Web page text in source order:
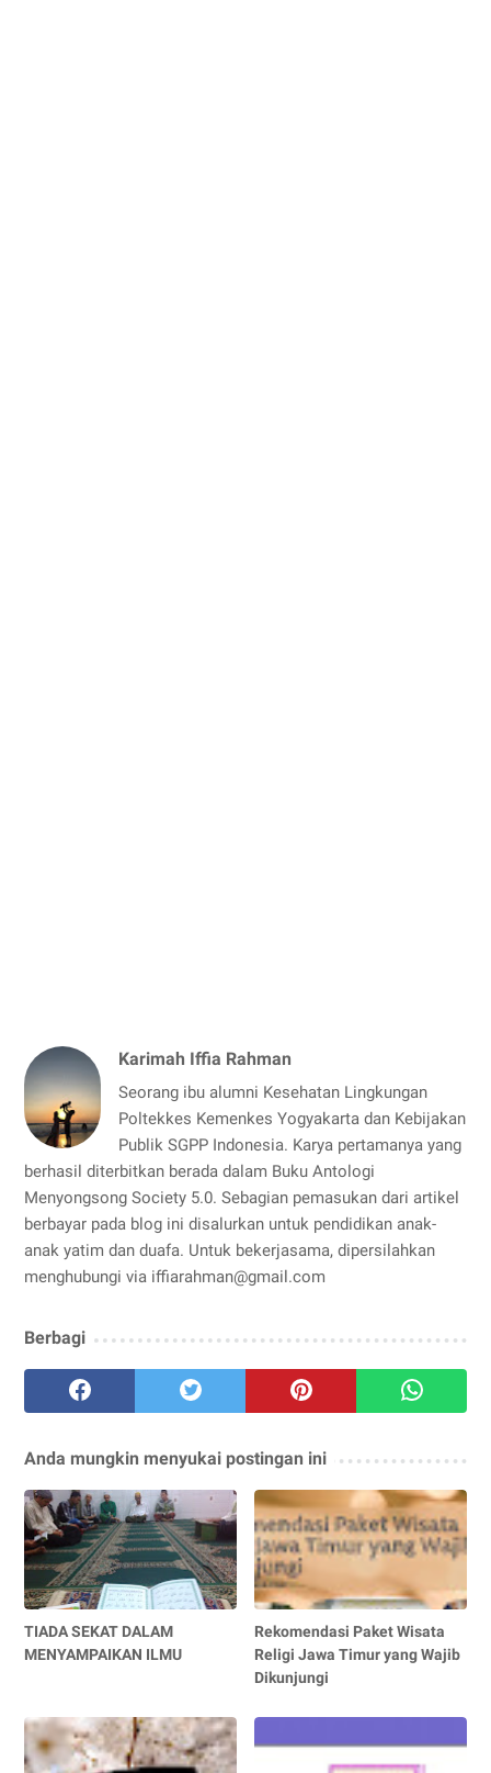
Karimah Iffia Rahman
Seorang ibu alumni Kesehatan Lingkungan
Poltekkes Kemenkes Yogyakarta dan Kebijakan
Publik SGPP Indonesia. Karya pertamanya yang
berhasil diterbitkan berada dalam Buku Antologi
Menyongsong Society 5.0. Sebagian pemasukan dari artikel
berbayar pada blog ini disalurkan untuk pendidikan anak-
anak yatim dan duafa. Untuk bekerjasama, dipersilahkan
menghubungi via iffiarahman@gmail.com
Berbagi
Anda mungkin menyukai postingan ini
TIADA SEKAT DALAM
MENYAMPAIKAN ILMU
Rekomendasi Paket Wisata
Religi Jawa Timur yang Wajib
Dikunjungi